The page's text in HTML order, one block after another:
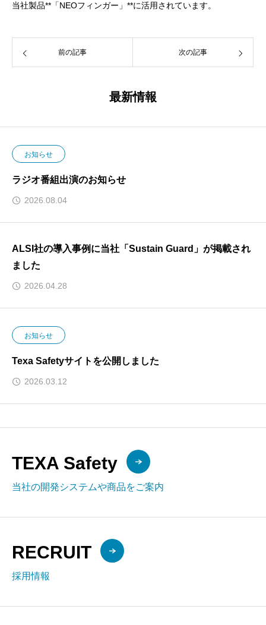
当社製品**「NEOフィンガー」**に活用されています。
前の記事 次の記事
最新情報
お知らせ
ラジオ番組出演のお知らせ
2026.08.04
ALSI社の導入事例に当社「Sustain Guard」が掲載され
ました
2026.04.28
お知らせ
Texa Safetyサイトを公開しました
2026.03.12
TEXA Safety
当社の開発システムや商品をご案内
RECRUIT
採用情報